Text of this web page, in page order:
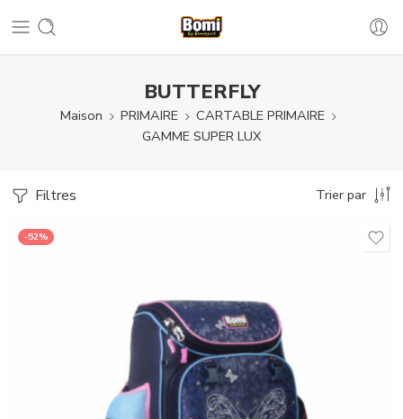
BUTTERFLY
Maison PRIMAIRE
CARTABLE PRIMAIRE
GAMME SUPER LUX
Filtres Trier par
-52%